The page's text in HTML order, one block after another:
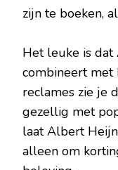
zijn te boeken,
Het leuke is
combineert met
reclames zie je
gezellig met
laat Albert
alleen om